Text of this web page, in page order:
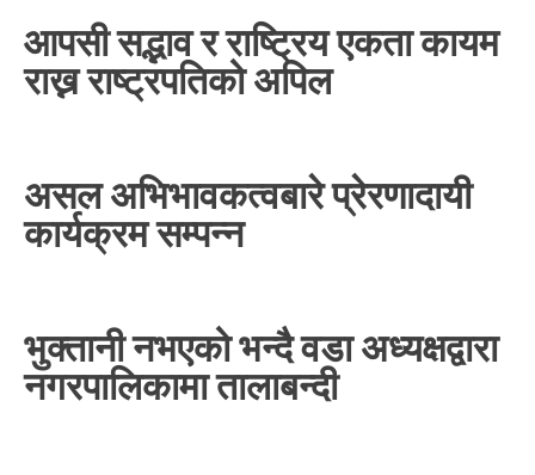
आपसी सद्भाव र राष्ट्रिय एकता कायम
राख्न राष्ट्रपतिको अपिल
असल अभिभावकत्वबारे प्रेरणादायी
कार्यक्रम सम्पन्न
भुक्तानी नभएको भन्दै वडा अध्यक्षद्वारा
नगरपालिकामा तालाबन्दी